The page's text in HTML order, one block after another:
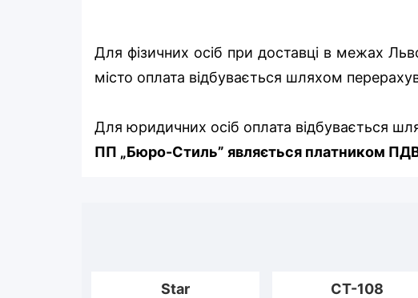
Для фізичних осіб при доставці в межах
місто оплата відбувається шляхом
Для юридичних осіб оплата відбувається
ПП „Бюро-Стиль” являється платником ПДВ
Star CT-108